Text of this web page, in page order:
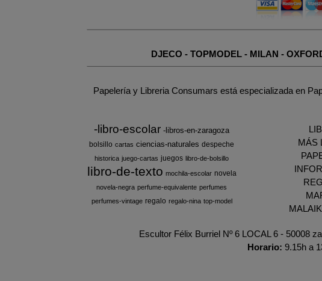
DJECO - TOPMODEL- MILAN -
Papelería y Libreria Consumars está especializada en
-libro-escolar -libros-en-zaragoza
bolsillo cartas ciencias-naturales despeche
historica juego-cartas juegos libro-de-bolsillo
libro-de-texto mochila-escolar novela
novela-negra perfume-equivalente perfumes
perfumes-vintage regalo regalo-nina top-model
MÁS
Escultor Félix Burriel Nº 6 LOCAL 6 - 50008
Horario: 9.15h a